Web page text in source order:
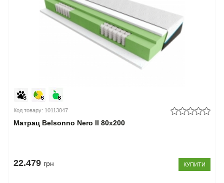
Код товару: 10113047
Матрац Belsonno Nero II 80x200
22.479 грн КУПИТИ